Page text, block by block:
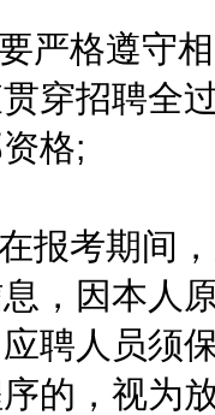
格遵守相
穿招聘全
格;
考期间，
息，因本人
聘人员须
的，视为